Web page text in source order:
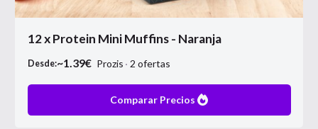
12 x Protein Mini Muffins - Naranja
Desde:~1.39€ Prozis 2 ofertas
Comparar Precios